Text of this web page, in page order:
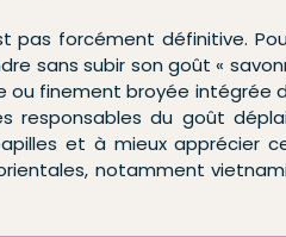
pas forcément définitive.
sans subir son goût «
finement broyée intégrée
responsables du goût
et à mieux apprécier
notamment